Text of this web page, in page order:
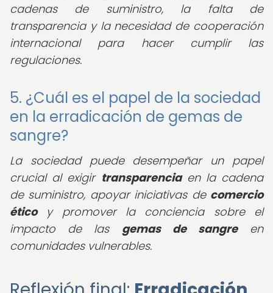
cadenas de suministro, la falta de
transparencia y la necesidad de cooperación
internacional para hacer cumplir las
regulaciones.
5. ¿Cuál es el papel de la sociedad
en la erradicación de gemas de
sangre?
La sociedad puede desempeñar un papel
crucial al exigir transparenciaen la cadena
de suministro, apoyar iniciativas de comercio
éticoy promover la conciencia sobre el
impacto de las gemas de sangreen
comunidades vulnerables.